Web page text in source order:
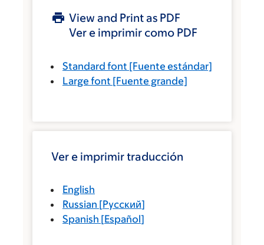
View and Print as PDF
Ver e imprimir como PDF
Standard font [Fuente estándar]
Large font [Fuente grande]
Ver e imprimir traducción
English
Russian [Русский]
Spanish [Español]